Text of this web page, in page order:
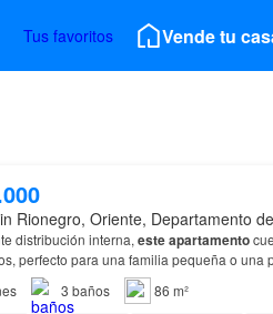
Tus favoritos Vende tu
in Rionegro, Oriente, Departamento
distribución interna, esteapartamento
perfecto para una familia pequeña o una
serie de comodidades que hacen…
3 baños
86 m²